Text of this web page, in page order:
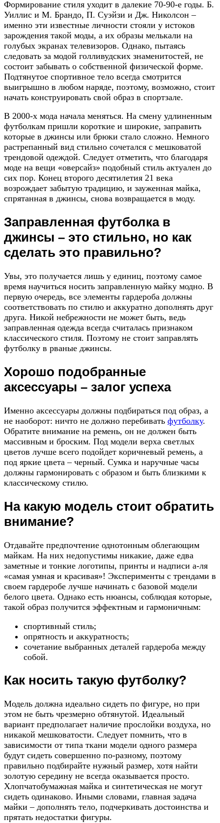
Формирование стиля уходит в далекие 70-90-е годы. Б.
Уиллис и М. Брандо, П. Суэйзи и Дж. Николсон –
именно эти известные личности стояли у истоков
зарождения такой моды, а их образы мелькали на
голубых экранах телевизоров. Однако, пытаясь
следовать за модой голливудских знаменитостей, не
состоит забывать о собственной физической форме.
Подтянутое спортивное тело всегда смотрится
выигрышно в любом наряде, поэтому, возможно, стоит
начать конструировать свой образ в спортзале.
В 2000-х мода начала меняться. На смену удлиненным
футболкам пришли короткие и широкие, заправить
которые в джинсы или брюки стало сложно. Немного
растрепанный вид стильно сочетался с мешковатой
трендовой одеждой. Следует отметить, что благодаря
моде на вещи «оверсайз» подобный стиль актуален до
сих пор. Конец второго десятилетия 21 века
возрождает забытую традицию, и зауженная майка,
спрятанная в джинсы, снова возвращается в моду.
Заправленная футболка в
джинсы – это стильно, но как
сделать это правильно?
Увы, это получается лишь у единиц, поэтому самое
время научиться носить заправленную майку модно. В
первую очередь, все элементы гардероба должны
соответствовать по стилю и аккуратно дополнять друг
друга. Никой небрежности не может быть, ведь
заправленная одежда всегда считалась признаком
классического стиля. Поэтому не стоит заправлять
футболку в рваные джинсы.
Хорошо подобранные
аксессуары – залог успеха
Именно аксессуары должны подбираться под образ, а
не наоборот: ничто не должно перебивать футболку.
Обратите внимание на ремень, он не должен быть
массивным и броским. Под модели верха светлых
цветов лучше всего подойдет коричневый ремень, а
под яркие цвета – черный. Сумка и наручные часы
должны гармонировать с образом и быть близкими к
классическому стилю.
На какую модель стоит обратить
внимание?
Отдавайте предпочтение однотонным облегающим
майкам. На них недопустимы никакие, даже едва
заметные и тонкие логотипы, принты и надписи а-ля
«самая умная и красивая»! Эксперименты с трендами в
своем гардеробе лучше начинать с базовой модели
белого цвета. Однако есть нюансы, соблюдая которые,
такой образ получится эффектным и гармоничным:
спортивный стиль;
опрятность и аккуратность;
сочетание выбранных деталей гардероба между
собой.
Как носить такую футболку?
Модель должна идеально сидеть по фигуре, но при
этом не быть чрезмерно обтянутой. Идеальный
вариант предполагает наличие прослойки воздуха, но
никакой мешковатости. Следует помнить, что в
зависимости от типа ткани модели одного размера
будут сидеть совершенно по-разному, поэтому
правильно подбирайте нужный размер, хотя найти
золотую середину не всегда оказывается просто.
Хлопчатобумажная майка и синтетическая не могут
сидеть одинаково. Иными словами, главная задача
майки – дополнять тело, подчеркивать достоинства и
прятать недостатки фигуры.